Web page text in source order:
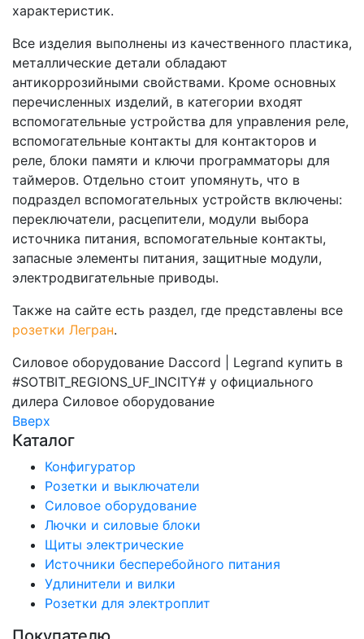
характеристик.
Все изделия выполнены из качественного пластика,
металлические детали обладают
антикоррозийными свойствами. Кроме основных
перечисленных изделий, в категории входят
вспомогательные устройства для управления реле,
вспомогательные контакты для контакторов и
реле, блоки памяти и ключи программаторы для
таймеров. Отдельно стоит упомянуть, что в
подраздел вспомогательных устройств включены:
переключатели, расцепители, модули выбора
источника питания, вспомогательные контакты,
запасные элементы питания, защитные модули,
электродвигательные приводы.
Также на сайте есть раздел, где представлены все
розетки Легран.
Силовое оборудование Daccord | Legrand купить в
#SOTBIT_REGIONS_UF_INCITY# у официального
дилера Силовое оборудование
Вверх
Каталог
Конфигуратор
Розетки и выключатели
Силовое оборудование
Лючки и силовые блоки
Щиты электрические
Источники бесперебойного питания
Удлинители и вилки
Розетки для электроплит